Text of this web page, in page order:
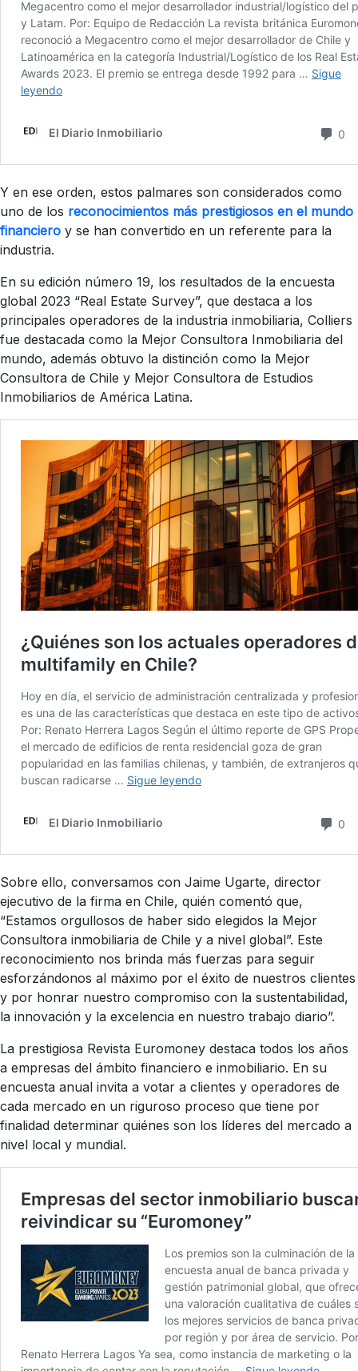
Y en ese orden, estos palmares son considerados como
uno de los reconocimientos más prestigiosos en el mundo
financiero y se han convertido en un referente para la
industria.
En su edición número 19, los resultados de la encuesta
global 2023 “Real Estate Survey”, que destaca a los
principales operadores de la industria inmobiliaria, Colliers
fue destacada como la Mejor Consultora Inmobiliaria del
mundo, además obtuvo la distinción como la Mejor
Consultora de Chile y Mejor Consultora de Estudios
Inmobiliarios de América Latina.
Sobre ello, conversamos con Jaime Ugarte, director
ejecutivo de la firma en Chile, quién comentó que,
“Estamos orgullosos de haber sido elegidos la Mejor
Consultora inmobiliaria de Chile y a nivel global”. Este
reconocimiento nos brinda más fuerzas para seguir
esforzándonos al máximo por el éxito de nuestros clientes
y por honrar nuestro compromiso con la sustentabilidad,
la innovación y la excelencia en nuestro trabajo diario”.
La prestigiosa Revista Euromoney destaca todos los años
a empresas del ámbito financiero e inmobiliario. En su
encuesta anual invita a votar a clientes y operadores de
cada mercado en un riguroso proceso que tiene por
finalidad determinar quiénes son los líderes del mercado a
nivel local y mundial.